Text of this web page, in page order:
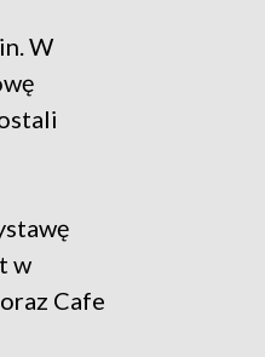
W
w
Cafe